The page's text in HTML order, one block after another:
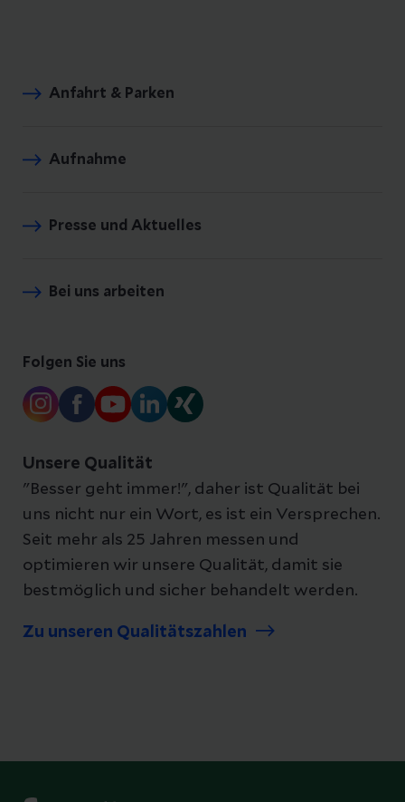
Anfahrt & Parken
Aufnahme
Presse und Aktuelles
Bei uns arbeiten
Folgen Sie uns
Unsere Qualität
"Besser geht immer!", daher ist Qualität bei
uns nicht nur ein Wort, es ist ein Versprechen.
Seit mehr als 25 Jahren messen und
optimieren wir unsere Qualität, damit sie
bestmöglich und sicher behandelt werden.
Zu unseren Qualitätszahlen